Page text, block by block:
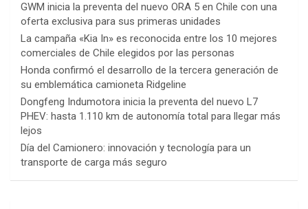
GWM inicia la preventa del nuevo ORA 5 en Chile con una
oferta exclusiva para sus primeras unidades
La campaña «Kia In» es reconocida entre los 10 mejores
comerciales de Chile elegidos por las personas
Honda confirmó el desarrollo de la tercera generación de
su emblemática camioneta Ridgeline
Dongfeng Indumotora inicia la preventa del nuevo L7
PHEV: hasta 1.110 km de autonomía total para llegar más
lejos
Día del Camionero: innovación y tecnología para un
transporte de carga más seguro